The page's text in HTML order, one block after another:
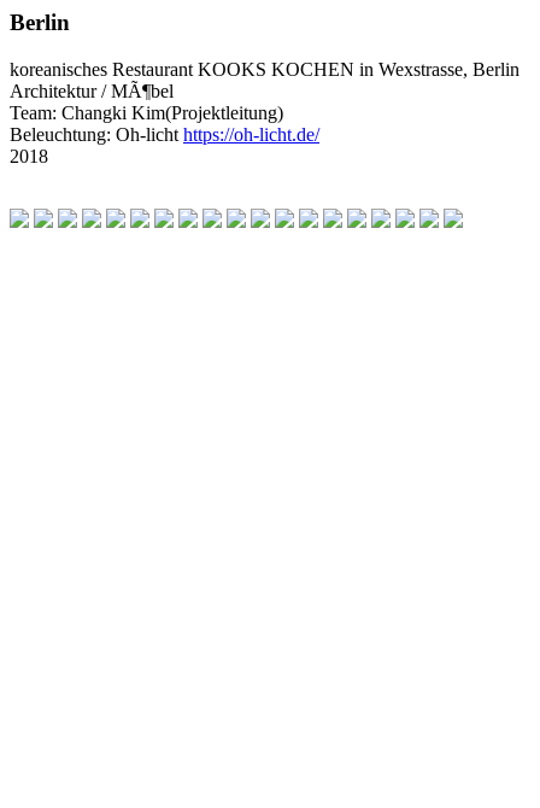
Berlin
koreanisches Restaurant KOOKS KOCHEN in Wexstrasse, Berlin
Architektur / MÃ¶bel
Team: Changki Kim(Projektleitung)
Beleuchtung: Oh-licht https://oh-licht.de/
2018